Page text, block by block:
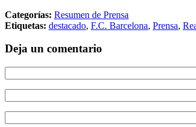
Categorías: Resumen de Prensa
Etiquetas: destacado, F.C. Barcelona, Prensa,
Deja un comentario